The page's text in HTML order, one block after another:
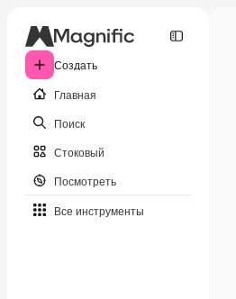
Создать
Главная
Поиск
Стоковый
Посмотреть
Все инструменты